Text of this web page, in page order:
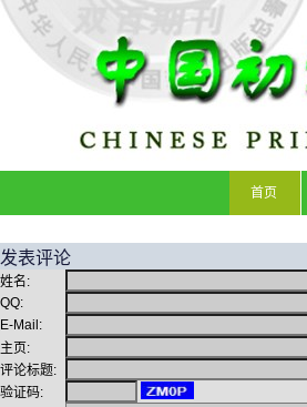
首页
发表评论
姓名:
QQ:
E-Mail:
主页:
评论标题:
验证码: